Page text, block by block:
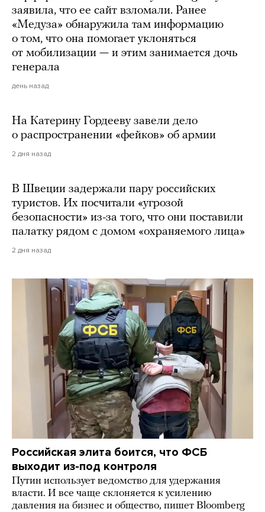
заявила, что ее сайт взломали. Ранее
«Медуза» обнаружила там информацию
о том, что она помогает уклоняться
от мобилизации — и этим занимается дочь
генерала
день назад
На Катерину Гордееву завели дело
о распространении «фейков» об армии
2 дня назад
В Швеции задержали пару российских
туристов. Их посчитали «угрозой
безопасности» из-за того, что они поставили
палатку рядом с домом «охраняемого лица»
2 дня назад
Российская элита боится, что ФСБ
выходит из-под контроля
Путин использует ведомство для удержания
власти. И все чаще склоняется к усилению
давления на бизнес и общество, пишет Bloomberg